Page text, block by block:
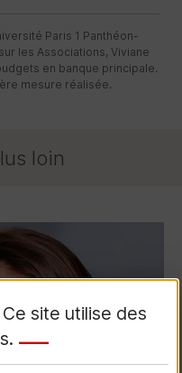
Paris 1 Panthéon-
les Associations, Viviane
en banque principale.
mesure réalisée.
loin
site utilise des
.